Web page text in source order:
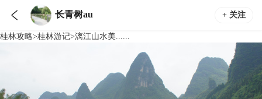
 长青树au + 关注
桂林攻略>桂林游记>漓江山水美......